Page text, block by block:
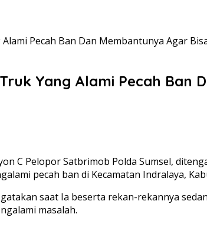
Pecah Ban Dan Membantunya Agar
Yang Alami Pecah Ban
C Pelopor Satbrimob Polda Sumsel,
pecah ban di Kecamatan Indralaya,
saat Ia beserta rekan-rekannya
masalah.